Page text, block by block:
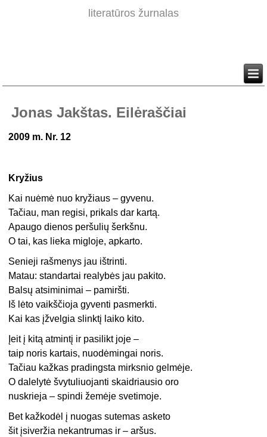
literatūros žurnalas
Jonas Jakštas. Eilėraščiai
2009 m. Nr. 12
Kryžius
Kai nuėmė nuo kryžiaus – gyvenu.
Tačiau, man regisi, prikals dar kartą.
Apaugo dienos peršulių šerkšnu.
O tai, kas lieka migloje, apkarto.
Senieji rašmenys jau ištrinti.
Matau: standartai realybės jau pakito.
Balsų atsiminimai – pamiršti.
Iš lėto vaikščioja gyventi pasmerkti.
Kai kas įžvelgia slinktį laiko kito.
Įeit į kitą atmintį ir pasilikt joje –
taip noris kartais, nuodėmingai noris.
Tačiau kažkas pradingsta mirksnio gelmėje.
O dalelytė švytuliuojanti skaidriausio oro
nuskrieja – spindi žemėje svetimoje.
Bet kažkodėl į nuogas sutemas asketo
šit įsiveržia nekantrumas ir – aršus.